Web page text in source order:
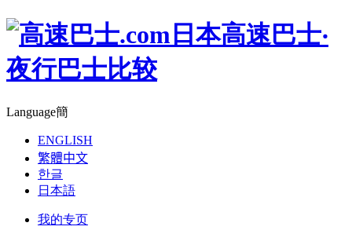
日本高速巴士‧
夜行巴士比较
Language簡
ENGLISH
繁體中文
한글
日本語
我的专页